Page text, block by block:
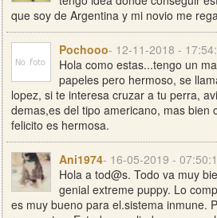
que soy de Argentina y mi novio me
Pochooo- 12-11-2018 -
Hola como estas...tengo un
papeles pero hermoso, se
lopez, si te interesa cruzar a tu perra,
demas,es del tipo americano, mas bien
felicito es hermosa.
Ani1974- 16-05-2019 -
Hola a tod@s. Todo va muy
genial extreme puppy. Lo
es muy bueno para el.sistema inmune.